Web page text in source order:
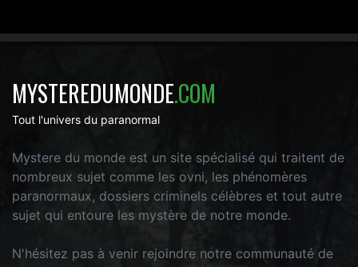
MYSTEREDUMONDE.COM
Tout l'univers du paranormal
Mystere du monde est un site spécialisé qui traitent de
nombreux sujet comme les ovni, les phénomères
paranormaux, dossiers criminels célèbres et tout autre
sujet qui entoure les mystère de notre monde.
N'hésitez pas à venir rejoindre notre communauté de